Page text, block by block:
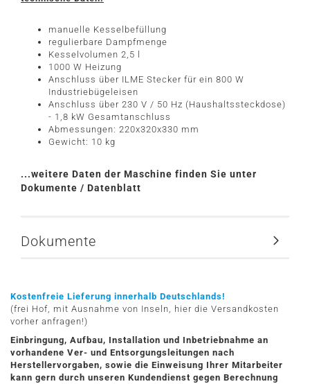
manuelle Kesselbefüllung
regulierbare Dampfmenge
Kesselvolumen 2,5 l
1000 W Heizung
Anschluss über ILME Stecker für ein 800 W
Industriebügeleisen
Anschluss über 230 V / 50 Hz (Haushaltssteckdose)
- 1,8 kW Gesamtanschluss
Abmessungen: 220x320x330 mm
Gewicht: 10 kg
...weitere Daten der Maschine finden Sie unter
Dokumente / Datenblatt
Dokumente
Kostenfreie Lieferung innerhalb Deutschlands!
(frei Hof, mit Ausnahme von Inseln, hier die Versandkosten
vorher anfragen!)
Einbringung, Aufbau, Installation und Inbetriebnahme an
vorhandene Ver- und Entsorgungsleitungen nach
Herstellervorgaben, sowie die Einweisung Ihrer Mitarbeiter
kann gern durch unseren Kundendienst gegen Berechnung